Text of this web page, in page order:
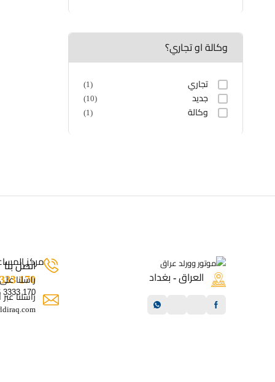
وكالة او تجاري؟
تجاري
(1)
جديد
(10)
وكالة
(1)
العراق - بغداد
مركزاتصل بنا
170 3333 0776
راسلنا
170 3333 0776
راسلنا عبر